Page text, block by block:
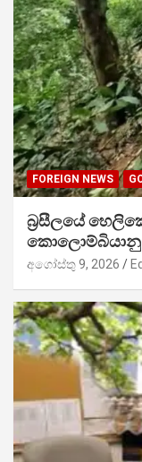
FOREIGN NEWS
බ්‍රසීලයේ
කොලොම්බියානු
අගෝස්තු 9, 2026